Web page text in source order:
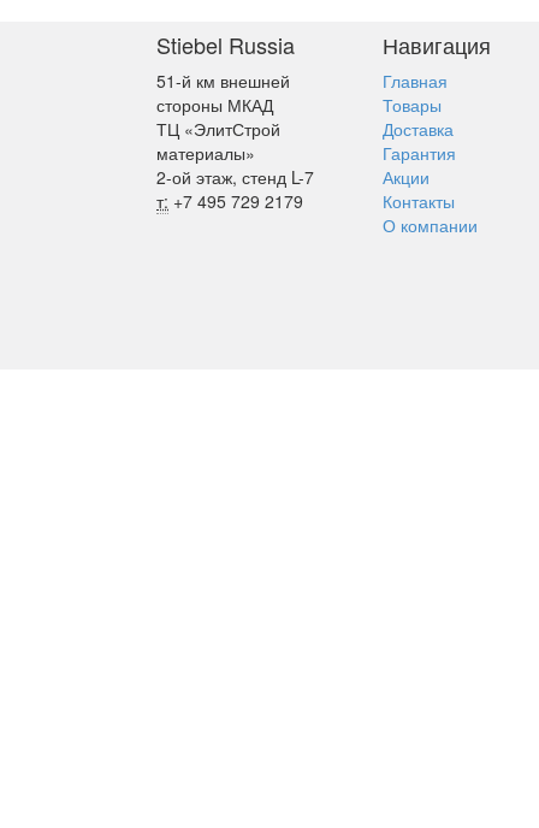
Stiebel Russia
51-й км внешней
стороны МКАД
ТЦ «ЭлитСтрой
материалы»
2-ой этаж, стенд L-7
т: +7 495 729 2179
Навигация
Главная
Товары
Доставка
Гарантия
Акции
Контакты
О компании